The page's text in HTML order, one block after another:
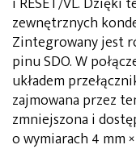
zewnętrznych
Zintegrowany jest
pinu SDO. W
układem
zajmowana przez
zmniejszona i
o wymiarach 4 mm